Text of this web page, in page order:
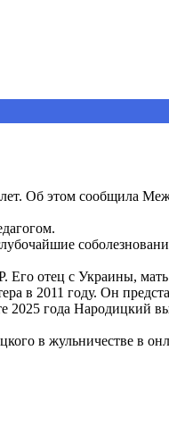
Об этом сообщила
отец с Украины,
в 2011 году. Он
2025 года
в жульничестве в